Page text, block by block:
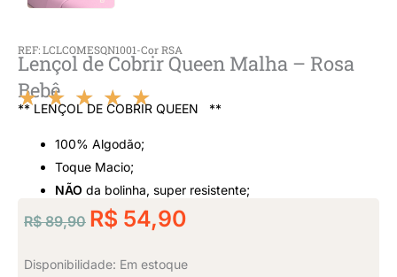
REF: LCLCOMESQN1001-Cor RSA
Lençol de Cobrir Queen Malha – Rosa
Bebê
★ ★ ★ ★ ★
Classificado
5
de
** LENÇOL DE COBRIR QUEEN **
100% Algodão;
Toque Macio;
NÃO da bolinha, super resistente;
R$89,90
O
original
R$ 54,90
atual
Disponibilidade: Em estoque
Lençol